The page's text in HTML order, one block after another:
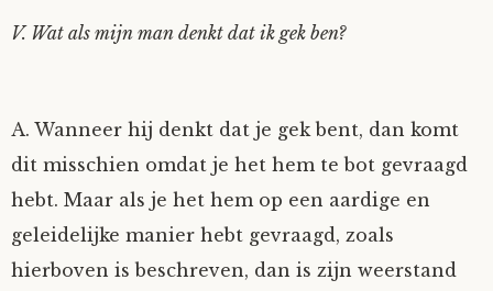
V. Wat als mijn man denkt dat ik gek ben?
A. Wanneer hij denkt dat je gek bent, dan komt
dit misschien omdat je het hem te bot gevraagd
hebt. Maar als je het hem op een aardige en
geleidelijke manier hebt gevraagd, zoals
hierboven is beschreven, dan is zijn weerstand